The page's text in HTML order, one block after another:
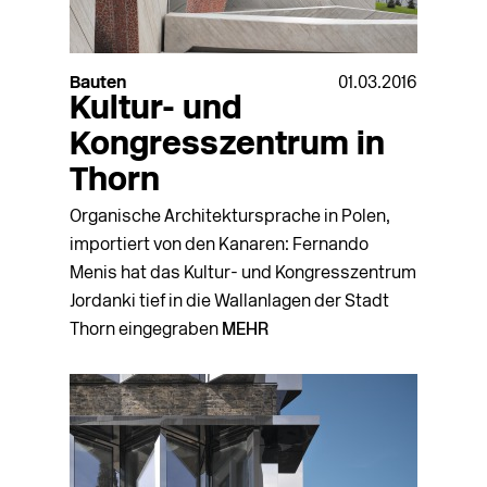
Bauten 01.03.2016
Kultur- und
Kongresszentrum in
Thorn
Organische Architektursprache in Polen,
importiert von den Kanaren: Fernando
Menis hat das Kultur- und Kongresszentrum
Jordanki tief in die Wallanlagen der Stadt
Thorn eingegraben MEHR